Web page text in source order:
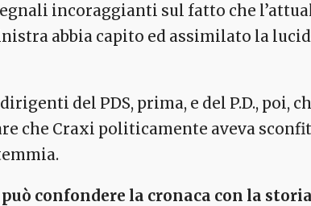
incoraggianti sul fatto che
abbia capito ed assimilato la
del PDS, prima, e del P.D., poi,
che Craxi politicamente aveva
confondere la cronaca con la